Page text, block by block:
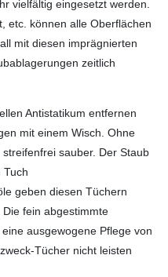
vielfältig eingesetzt werden.
etc. können alle Oberflächen
mit diesen imprägnierten
zeitlich
Antistatikum entfernen
mit einem Wisch. Ohne
sauber. Der Staub
Tuch
geben diesen Tüchern
fein abgestimmte
ausgewogene Pflege von
Tücher nicht leisten